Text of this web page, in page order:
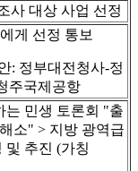
사 대상 사업 선정
게 선정 통보
: 정부대전청사-정
주국제공항
는 민생 토론회 "출
소" > 지방 광역급
및 추진 (가칭